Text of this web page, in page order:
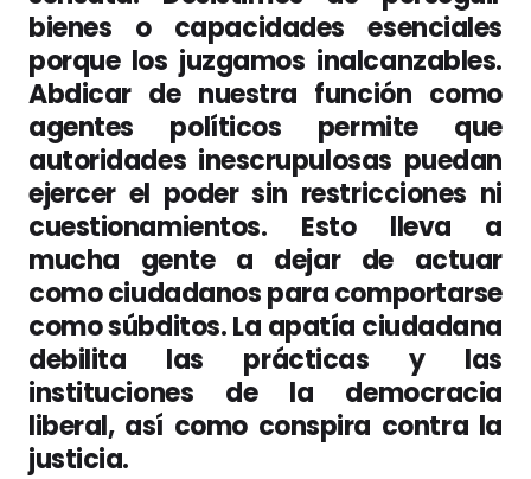
bienes o capacidades esenciales
porque los juzgamos inalcanzables.
Abdicar de nuestra función como
agentes políticos permite que
autoridades inescrupulosas puedan
ejercer el poder sin restricciones ni
cuestionamientos. Esto lleva a
mucha gente a dejar de actuar
como ciudadanos para comportarse
como súbditos. La apatía ciudadana
debilita las prácticas y las
instituciones de la democracia
liberal, así como conspira contra la
justicia.